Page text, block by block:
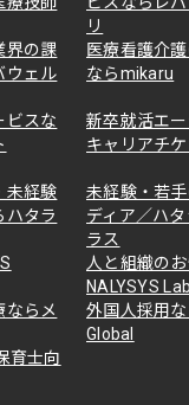
リ
界の課
ウェル
医療看護介
ならmikaru
ビスな
新卒就活エ
キャリアチ
未経験
ハタラ
未経験・若
ディア／ハ
ラス
人と組織の
NALYSYS Lab.
ならメ
外国人採用
Global
育士向